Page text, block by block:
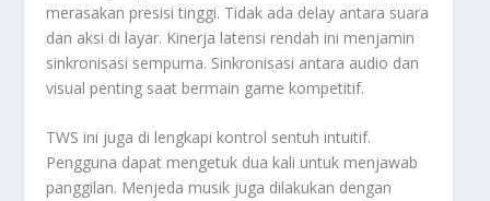
merasakan presisi tinggi. Tidak ada delay antara suara
dan aksi di layar. Kinerja latensi rendah ini menjamin
sinkronisasi sempurna. Sinkronisasi antara audio dan
visual penting saat bermain game kompetitif.
TWS ini juga di lengkapi kontrol sentuh intuitif.
Pengguna dapat mengetuk dua kali untuk menjawab
panggilan. Menjeda musik juga dilakukan dengan